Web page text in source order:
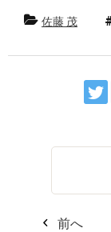
佐藤 茂
前へ